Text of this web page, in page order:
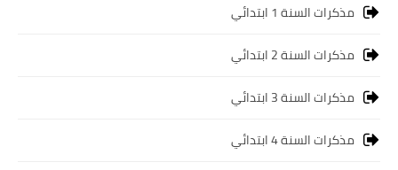
مذكرات السنة 1 ابتدائي
مذكرات السنة 2 ابتدائي
مذكرات السنة 3 ابتدائي
مذكرات السنة 4 ابتدائي